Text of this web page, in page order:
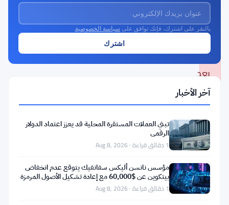
المشروع
للعملة
لم
يعد
نشطًا.
المعلومات
أدناه
محفوظة
لأغراض
تاريخية
وتعليمية
بالنقر على اشترك، فإنك توافق على سياسة الخصوصية.
آخر الأخبار
تبني العملات المستقرة المحلية قد يعزز اعتماد الدولار
الرقمي
1 دقائق قراءة · Aug 8, 2026
مؤسس نانسن أليكس سفانفيك يتوقع عدم انخفاض
بيتكوين عن $60,000 مع إعادة تشكيل الأصول المرمزة
للبلوكتشين1 دقائق قراءة · Aug 8, 2026